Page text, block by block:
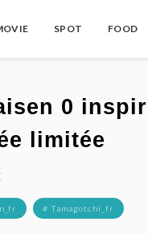
SPOT FOOD
0
limitée
# Tamagotchi_fr